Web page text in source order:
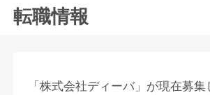
転職情報
「株式会社ディーバ」が現在募